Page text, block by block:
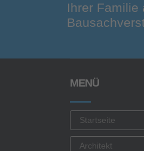
Ihrer Familie
MENÜ
Startseite
Architekt